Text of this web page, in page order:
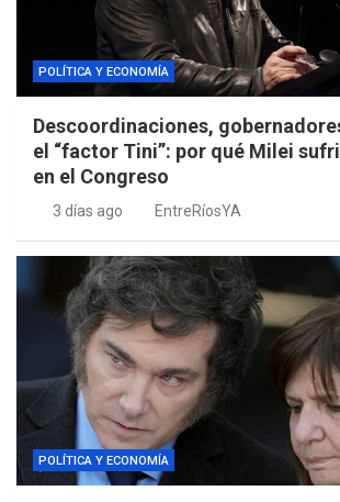
POLÍTICA Y ECONOMÍA
Descoordinaciones,
el “factor Tini”: por qué Milei
en el Congreso
3 días ago EntreRíosYA
POLÍTICA Y ECONOMÍA